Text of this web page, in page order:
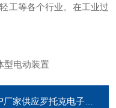
工等各个行业。在工业过
托克电子式耐腐蚀电动执行器